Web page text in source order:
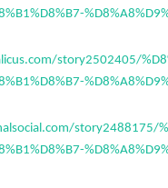
story2502405/
story2488175/